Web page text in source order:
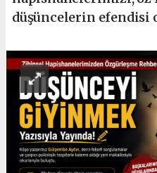
düşüncelerin efendisi